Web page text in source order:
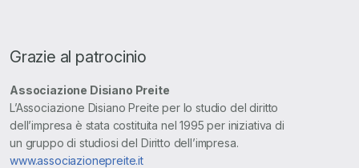
Grazie al patrocinio
Associazione Disiano Preite
L’Associazione Disiano Preite per lo studio del diritto
dell’impresa è stata costituita nel 1995 per iniziativa di
un gruppo di studiosi del Diritto dell’impresa.
www.associazionepreite.it